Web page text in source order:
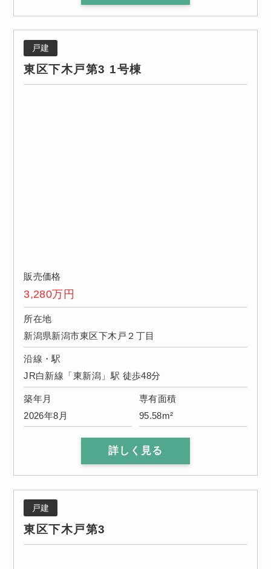
戸建
東区下木戸第3 1号棟
販売価格
3,280万円
所在地
新潟県新潟市東区下木戸２丁目
沿線・駅
JR白新線「東新潟」駅 徒歩48分
築年月
2026年8月
専有面積
95.58m²
詳しく見る
戸建
東区下木戸第3